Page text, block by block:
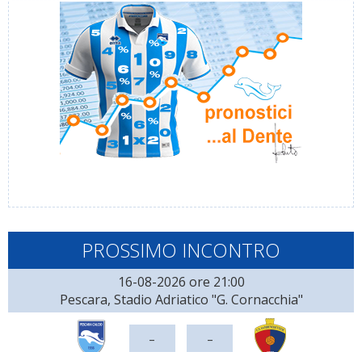
PROSSIMO INCONTRO
16-08-2026 ore 21:00
Pescara, Stadio Adriatico "G. Cornacchia"
- -